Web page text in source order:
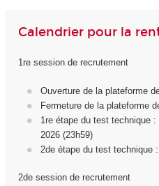
Calendrier pour la
1re session de recrutement
Ouverture de la plateforme
Fermeture de la plateforme
1 re étape du test technique
2026 (23h59)
2de étape du test technique
2de session de recrutement